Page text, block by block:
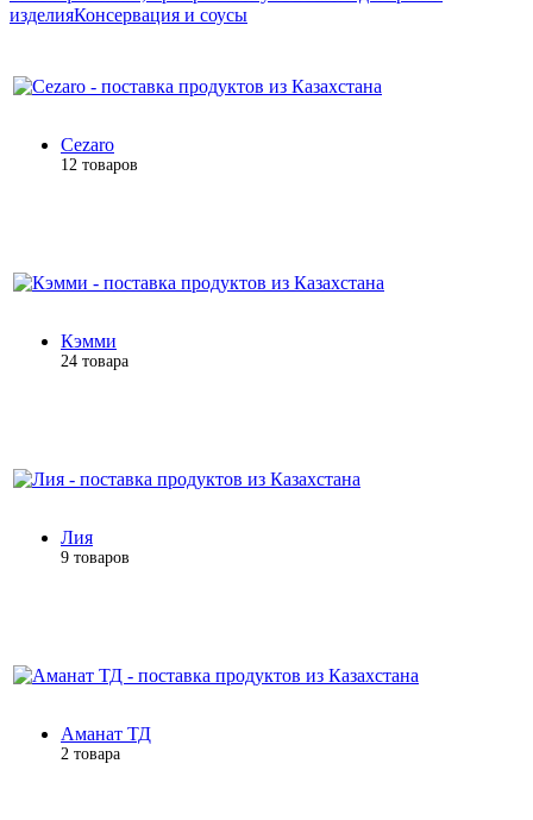
изделияКонсервация и соусы
Cezaro
12 товаров
Кэмми
24 товара
Лия
9 товаров
Аманат ТД
2 товара